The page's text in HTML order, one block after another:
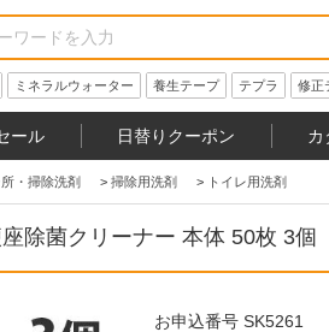
ミネラルウォーター 養生テープ テプラ 修正
ール 日替りクーポン カ
・掃除洗剤 > 掃除用洗剤 > トイレ用洗剤
除菌クリーナー 本体 50枚 3個
お申込番号 SK5261